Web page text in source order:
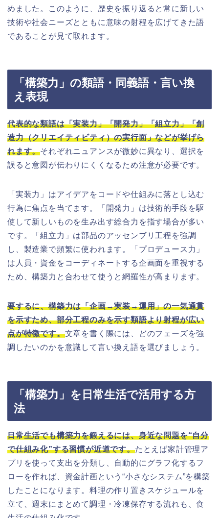
めました。このように、歴史を振り返ると常に新しい
技術や社会ニーズとともに意味の射程を広げてきた語
であることが見て取れます。
「構築力」の類語・同義語・言い換
え表現
代表的な類語は「実装力」「開発力」「組立力」「創
造力（クリエイティビティ）の実行面」などが挙げら
れます。それぞれニュアンスが微妙に異なり、選択を
誤ると意図が伝わりにくくなるため注意が必要です。
「実装力」はアイデアをコードや仕組みに落とし込む
行為に焦点を当てます。「開発力」は技術的手段を駆
使して新しいものを生み出す総合力を指す場合が多い
です。「組立力」は部品のアッセンブリ工程を強調
し、製造業で頻繁に使われます。「プロデュース力」
は人員・資金をコーディネートする企画面を重視する
ため、構築力と合わせて使うと網羅性が高まります。
要するに、構築力は「企画→実装→運用」の一気通貫
を示すため、部分工程のみを示す類語より射程が広い
点が特徴です。文章を書く際には、どのフェーズを強
調したいのかを意識して言い換え語を選びましょう。
「構築力」を日常生活で活用する方
法
日常生活でも構築力を鍛えるには、身近な問題を“自分
で仕組み化”する習慣が近道です。たとえば家計管理ア
プリを使って支出を分類し、自動的にグラフ化するフ
ローを作れば、資金計画という“小さなシステム”を構築
したことになります。料理の作り置きスケジュールを
立て、週末にまとめて調理・冷凍保存する流れも、食